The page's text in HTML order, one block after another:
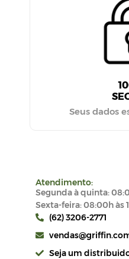
Seus dados
Atendimento:
Segunda à quinta:
Sexta-feira: 08:00h às
(62) 3206-2771
Seja um